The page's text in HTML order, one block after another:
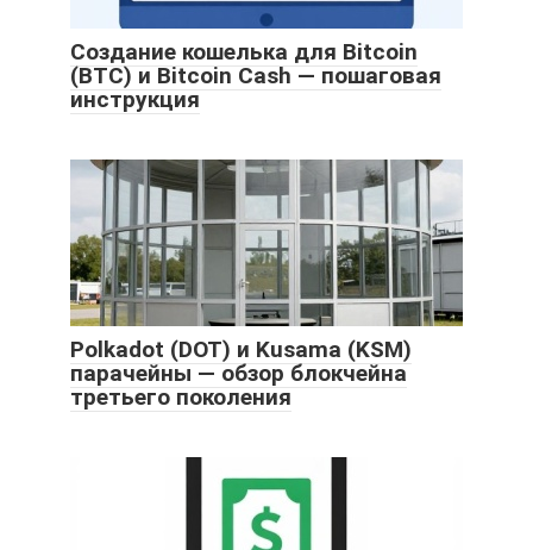
Создание кошелька для Bitcoin
(BTC) и Bitcoin Cash — пошаговая
инструкция
Polkadot (DOT) и Kusama (KSM)
парачейны — обзор блокчейна
третьего поколения